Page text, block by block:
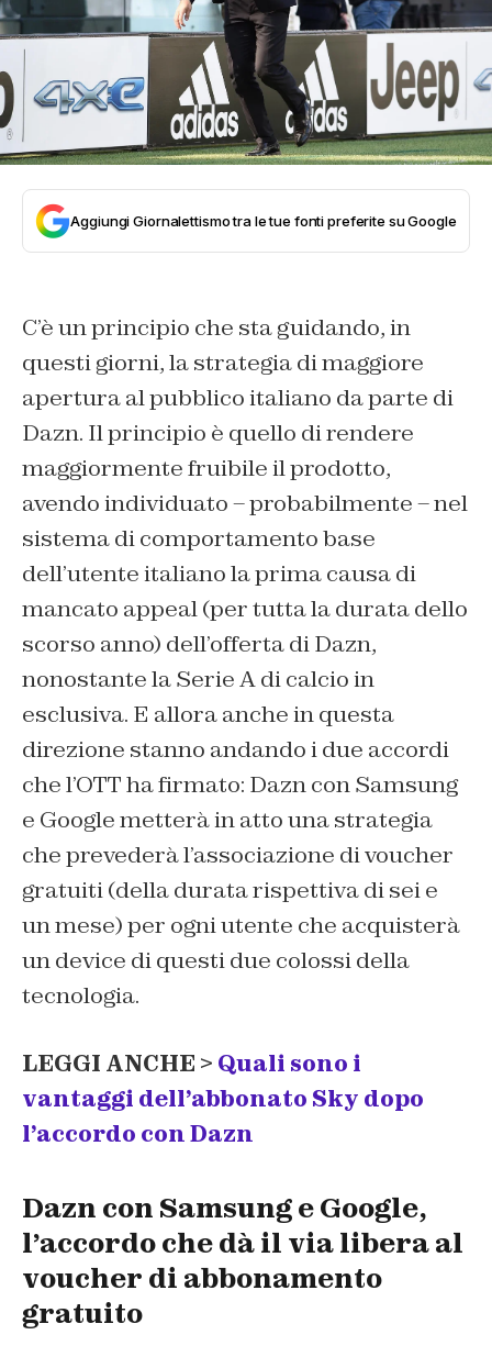
Aggiungi Giornalettismo tra le tue fonti preferite su Google
C’è un principio che sta guidando, in
questi giorni, la strategia di maggiore
apertura al pubblico italiano da parte di
Dazn. Il principio è quello di rendere
maggiormente fruibile il prodotto,
avendo individuato – probabilmente – nel
sistema di comportamento base
dell’utente italiano la prima causa di
mancato appeal (per tutta la durata dello
scorso anno) dell’offerta di Dazn,
nonostante la Serie A di calcio in
esclusiva. E allora anche in questa
direzione stanno andando i due accordi
che l’OTT ha firmato: Dazn con Samsung
e Google metterà in atto una strategia
che prevederà l’associazione di voucher
gratuiti (della durata rispettiva di sei e
un mese) per ogni utente che acquisterà
un device di questi due colossi della
tecnologia.
LEGGI ANCHE > Quali sono i
vantaggi dell’abbonato Sky dopo
l’accordo con Dazn
Dazn con Samsung e Google,
l’accordo che dà il via libera al
voucher di abbonamento
gratuito